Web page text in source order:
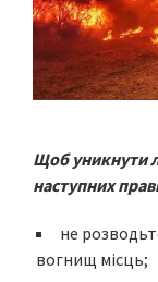
Щоб уникнути
наступних
не
вогнищ місць;